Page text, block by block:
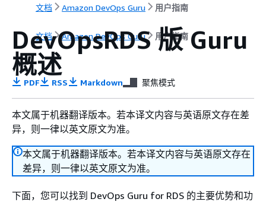
文档 Amazon DevOps Guru 用户指南
文档 Amazon DevOps Guru 用户指南
DevOpsRDS 版 Guru
概述
PDF RSS Markdown 聚焦模式
本文属于机器翻译版本。若本译文内容与英语原文存在差
异，则一律以英文原文为准。
本文属于机器翻译版本。若本译文内容与英语原文存在
差异，则一律以英文原文为准。
下面，您可以找到 DevOps Guru for RDS 的主要优势和功